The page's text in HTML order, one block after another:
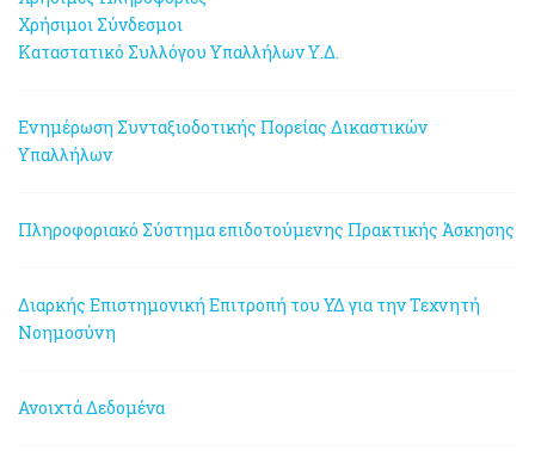
Χρήσιμοι Σύνδεσμοι
Καταστατικό Συλλόγου Υπαλλήλων Υ.Δ.
Ενημέρωση Συνταξιοδοτικής Πορείας Δικαστικών
Υπαλλήλων
Πληροφοριακό Σύστημα επιδοτούμενης Πρακτικής Άσκησης
Διαρκής Επιστημονική Επιτροπή του ΥΔ για την Τεχνητή
Νοημοσύνη
Ανοιχτά Δεδομένα